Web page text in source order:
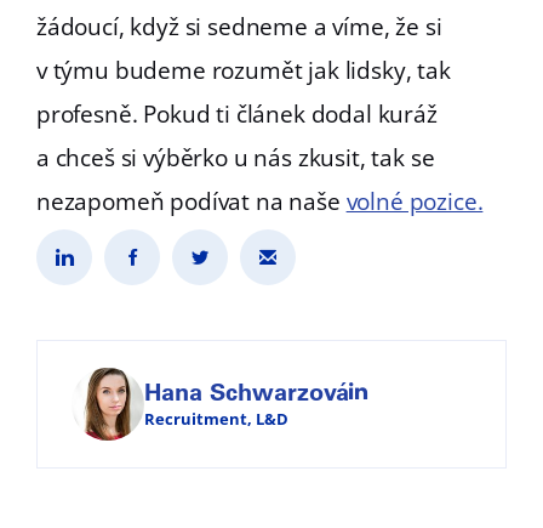
žádoucí, když si sedneme a víme, že si
v týmu budeme rozumět jak lidsky, tak
profesně. Pokud ti článek dodal kuráž
a chceš si výběrko u nás zkusit, tak se
nezapomeň podívat na naše volné pozice.
Hana Schwarzová
Recruitment, L&D